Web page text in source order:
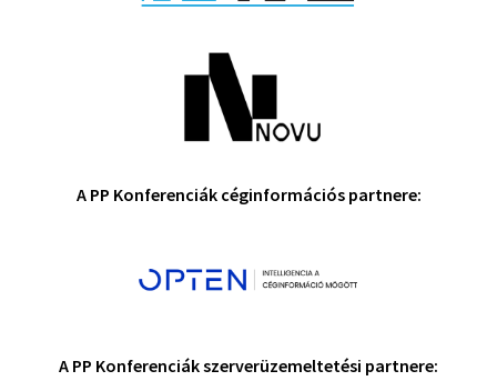
A PP Konferenciák céginformációs partnere:
A PP Konferenciák szerverüzemeltetési partnere: